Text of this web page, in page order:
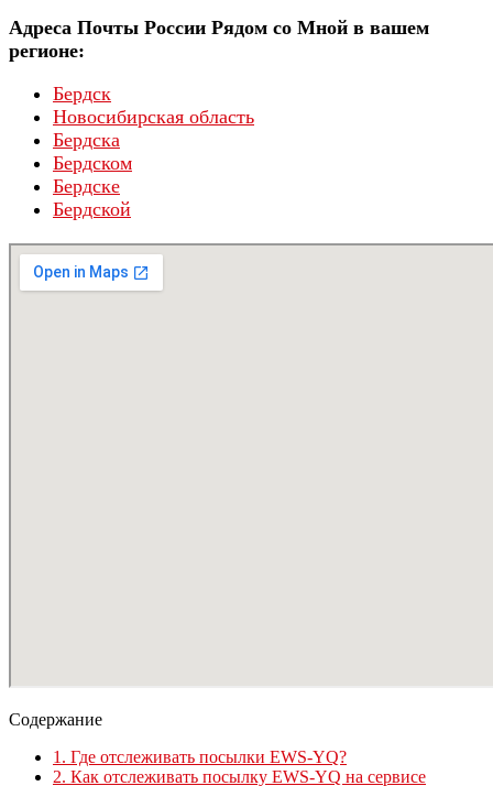
Адреса Почты России Рядом со Мной в вашем
регионе:
Бердск
Новосибирская область
Бердска
Бердском
Бердске
Бердской
Содержание
1. Где отслеживать посылки EWS-YQ?
2. Как отслеживать посылку EWS-YQ на сервисе